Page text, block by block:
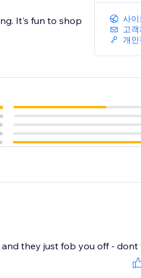
It's fun to shop
사이
고
개인
they just fob you off - dont